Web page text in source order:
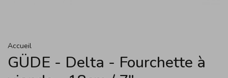
Accueil
GÜDE - Delta - Fourchette à